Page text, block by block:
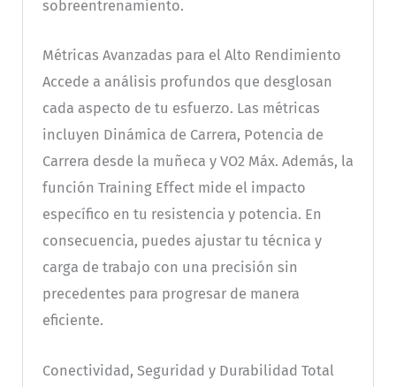
sobreentrenamiento.
Métricas Avanzadas para el Alto Rendimiento
Accede a análisis profundos que desglosan
cada aspecto de tu esfuerzo. Las métricas
incluyen Dinámica de Carrera, Potencia de
Carrera desde la muñeca y VO2 Máx. Además, la
función Training Effect mide el impacto
específico en tu resistencia y potencia. En
consecuencia, puedes ajustar tu técnica y
carga de trabajo con una precisión sin
precedentes para progresar de manera
eficiente.
Conectividad, Seguridad y Durabilidad Total